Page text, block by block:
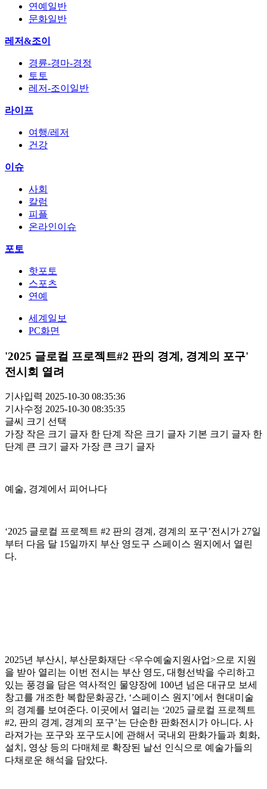
연예일반
문화일반
레저&조이
경륜-경마-경정
토토
레저-조이일반
라이프
여행/레저
건강
이슈
사회
칼럼
피플
온라인이슈
포토
핫포토
스포츠
연예
세계일보
PC화면
'2025 글로컬 프로젝트#2 판의 경계, 경계의 포구'
전시회 열려
기사입력 2025-10-30 08:35:36
기사수정 2025-10-30 08:35:35
글씨 크기 선택
가장 작은 크기 글자 한 단계 작은 크기 글자 기본 크기 글자 한
단계 큰 크기 글자 가장 큰 크기 글자
예술, 경계에서 피어나다
‘2025 글로컬 프로젝트 #2 판의 경계, 경계의 포구’전시가 27일
부터 다음 달 15일까지 부산 영도구 스페이스 원지에서 열린
다.
2025년 부산시, 부산문화재단 <우수예술지원사업>으로 지원
을 받아 열리는 이번 전시는 부산 영도, 대형선박을 수리하고
있는 풍경을 담은 역사적인 물양장에 100년 넘은 대규모 보세
창고를 개조한 복합문화공간, ‘스페이스 원지’에서 현대미술
의 경계를 보여준다. 이곳에서 열리는 ‘2025 글로컬 프로젝트
#2, 판의 경계, 경계의 포구’는 단순한 판화전시가 아니다. 사
라져가는 포구와 포구도시에 관해서 국내외 판화가들과 회화,
설치, 영상 등의 다매체로 확장된 날선 인식으로 예술가들의
다채로운 해석을 담았다.